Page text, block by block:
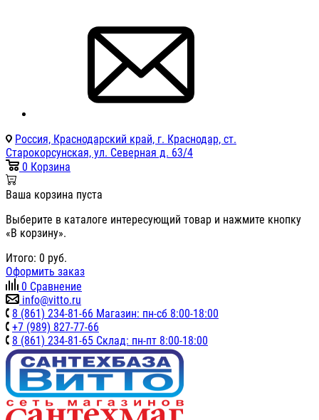
Россия, Краснодарский край, г. Краснодар, ст.
Старокорсунская, ул. Северная д. 63/4
0 Корзина
Ваша корзина пуста
Выберите в каталоге интересующий товар и нажмите кнопку
«В корзину».
Итого: 0 руб.
Оформить заказ
0 Сравнение
info@vitto.ru
8 (861) 234-81-66 Магазин: пн-сб 8:00-18:00
+7 (989) 827-77-66
8 (861) 234-81-65 Склад: пн-пт 8:00-18:00